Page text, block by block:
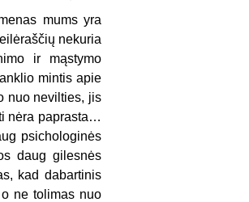
mums yra
nekuria
ir mąstymo
mintis apie
nuo nevilties, jis
nėra paprasta…
psichologinės
daug gilesnės
kad dabartinis
ne tolimas nuo